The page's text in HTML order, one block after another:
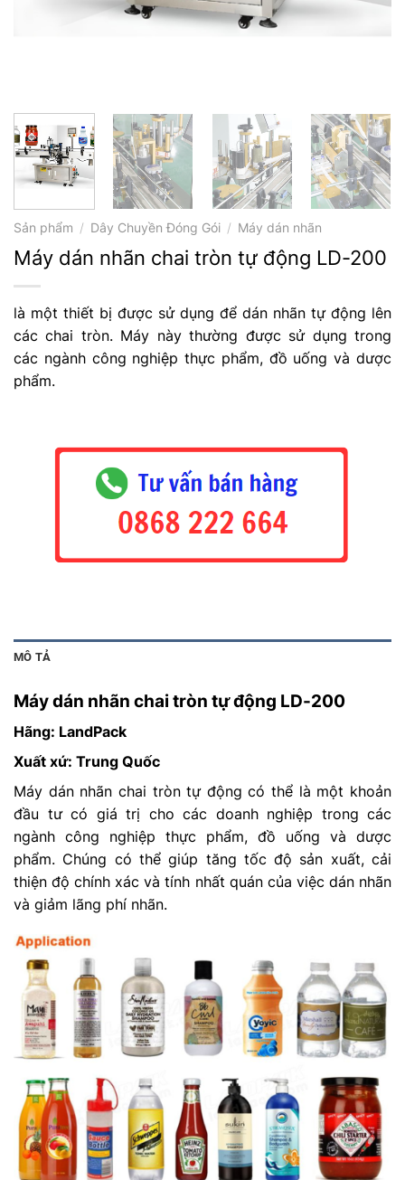
Sản phẩm / Dây Chuyền Đóng Gói / Máy dán nhãn
Máy dán nhãn chai tròn tự động LD-200
là một thiết bị được sử dụng để dán nhãn tự động lên
các chai tròn. Máy này thường được sử dụng trong
các ngành công nghiệp thực phẩm, đồ uống và dược
phẩm.
MÔ TẢ
Máy dán nhãn chai tròn tự động LD-200
Hãng: LandPack
Xuất xứ: Trung Quốc
Máy dán nhãn chai tròn tự động có thể là một khoản
đầu tư có giá trị cho các doanh nghiệp trong các
ngành công nghiệp thực phẩm, đồ uống và dược
phẩm. Chúng có thể giúp tăng tốc độ sản xuất, cải
thiện độ chính xác và tính nhất quán của việc dán nhãn
và giảm lãng phí nhãn.